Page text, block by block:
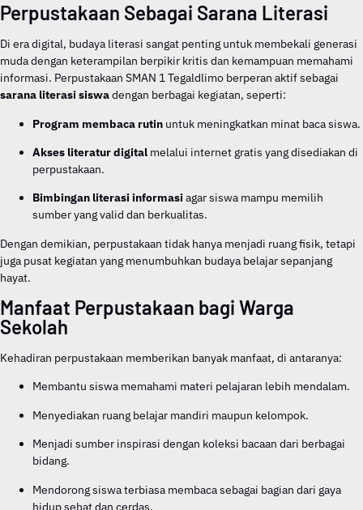
Perpustakaan Sebagai Sarana Literasi
Di era digital, budaya literasi sangat penting untuk membekali generasi
muda dengan keterampilan berpikir kritis dan kemampuan memahami
informasi. Perpustakaan SMAN 1 Tegaldlimo berperan aktif sebagai
sarana literasi siswadengan berbagai kegiatan, seperti:
Program membaca rutin untuk meningkatkan minat baca siswa.
Akses literatur digital melalui internet gratis yang disediakan di
perpustakaan.
Bimbingan literasi informasiagar siswa mampu memilih
sumber yang valid dan berkualitas.
Dengan demikian, perpustakaan tidak hanya menjadi ruang fisik, tetapi
juga pusat kegiatan yang menumbuhkan budaya belajar sepanjang
hayat.
Manfaat Perpustakaan bagi Warga
Sekolah
Kehadiran perpustakaan memberikan banyak manfaat, di antaranya:
Membantu siswa memahami materi pelajaran lebih mendalam.
Menyediakan ruang belajar mandiri maupun kelompok.
Menjadi sumber inspirasi dengan koleksi bacaan dari berbagai
bidang.
Mendorong siswa terbiasa membaca sebagai bagian dari gaya
hidup sehat dan cerdas.